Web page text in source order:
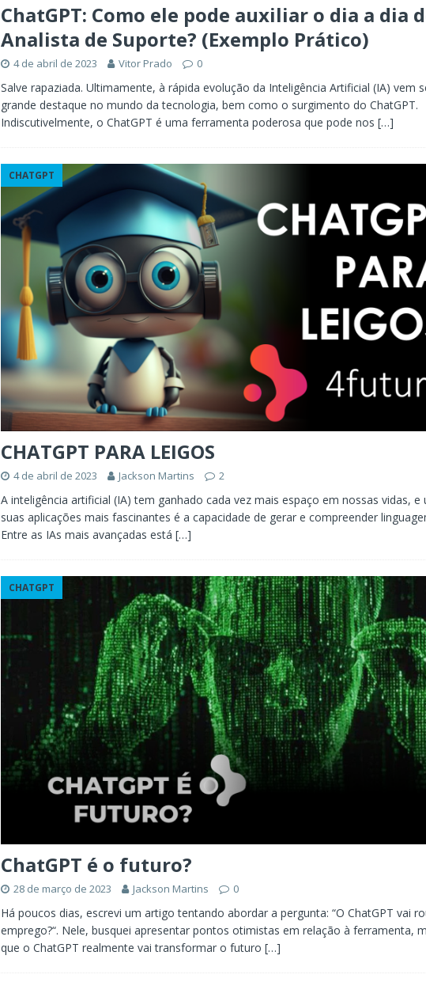
ChatGPT: Como ele pode auxiliar o dia a dia
Analista de Suporte? (Exemplo Prático)
4 de abril de 2023 Vitor Prado 0
Salve rapaziada. Ultimamente, à rápida evolução da Inteligência Artificial (IA) vem
grande destaque no mundo da tecnologia, bem como o surgimento do ChatGPT.
Indiscutivelmente, o ChatGPT é uma ferramenta poderosa que pode nos[…]
CHATGPT
CHATGPT PARA LEIGOS
4 de abril de 2023 Jackson Martins 2
A inteligência artificial (IA) tem ganhado cada vez mais espaço em nossas vidas, e
suas aplicações mais fascinantes é a capacidade de gerar e compreender
Entre as IAs mais avançadas está[…]
CHATGPT
ChatGPT é o futuro?
28 de março de 2023 Jackson Martins 0
Há poucos dias, escrevi um artigo tentando abordar a pergunta: “O ChatGPT vai
emprego?“. Nele, busquei apresentar pontos otimistas em relação à ferramenta,
que o ChatGPT realmente vai transformar o futuro[…]